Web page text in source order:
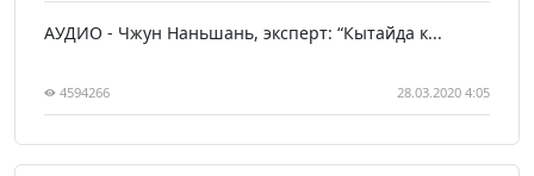
АУДИО - Чжун Наньшань, эксперт: “Кытайда к...
4594266 28.03.2020 4:05